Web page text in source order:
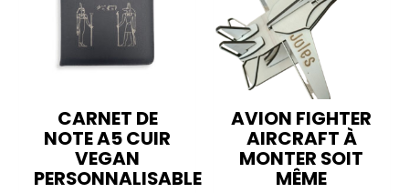
CARNET DE
NOTE A5 CUIR
VEGAN
PERSONNALISABLE
AVION FIGHTER
AIRCRAFT À
MONTER SOIT
MÊME